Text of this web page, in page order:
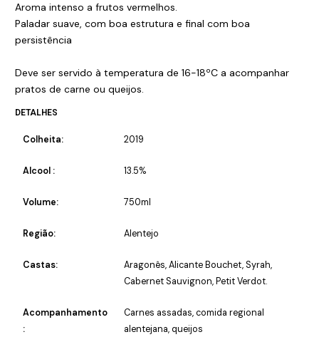
Aroma intenso a frutos vermelhos.
Paladar suave, com boa estrutura e final com boa
persistência
Deve ser servido à temperatura de 16-18ºC a acompanhar
pratos de carne ou queijos.
DETALHES
Colheita: 2019
Alcool : 13.5%
Volume: 750ml
Região: Alentejo
Castas:
Aragonês, Alicante Bouchet, Syrah,
Cabernet Sauvignon, Petit Verdot.
Acompanhamento
:
Carnes assadas, comida regional
alentejana, queijos